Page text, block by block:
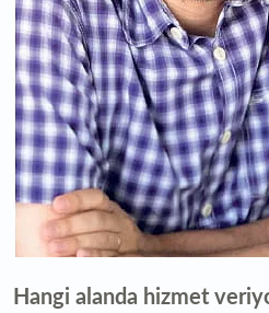
Hangi alanda hizmet